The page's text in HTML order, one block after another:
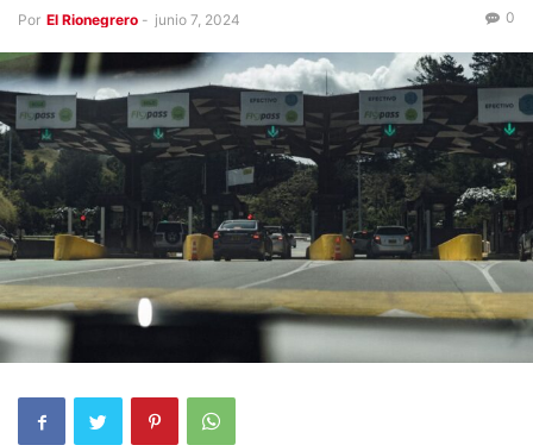
Por El Rionegrero - junio 7, 2024 0